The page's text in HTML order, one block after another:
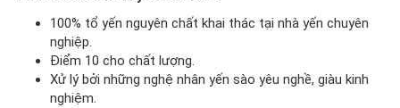
100% tổ yến nguyên chất khai thác tại nhà yến chuyên
nghiệp.
Điểm 10 cho chất lượng.
Xử lý bởi những nghệ nhân yến sào yêu nghề, giàu kinh
nghiệm.